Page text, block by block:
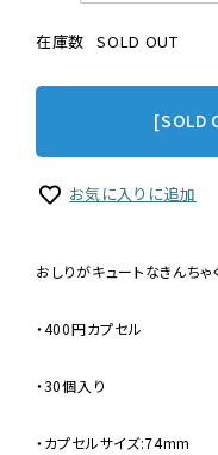
在庫数 SOLD OUT
[SOLD
お気に入りに追加
おしりがキュートなきんちゃ
・400円カプセル
・30個入り
・カプセルサイズ:74mm